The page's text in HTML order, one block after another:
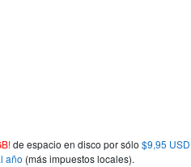
de espacio en disco por sólo $9,95 USD
año (más impuestos locales).